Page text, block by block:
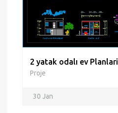
2 yatak odalı ev Planlari
Proje
30 Jan